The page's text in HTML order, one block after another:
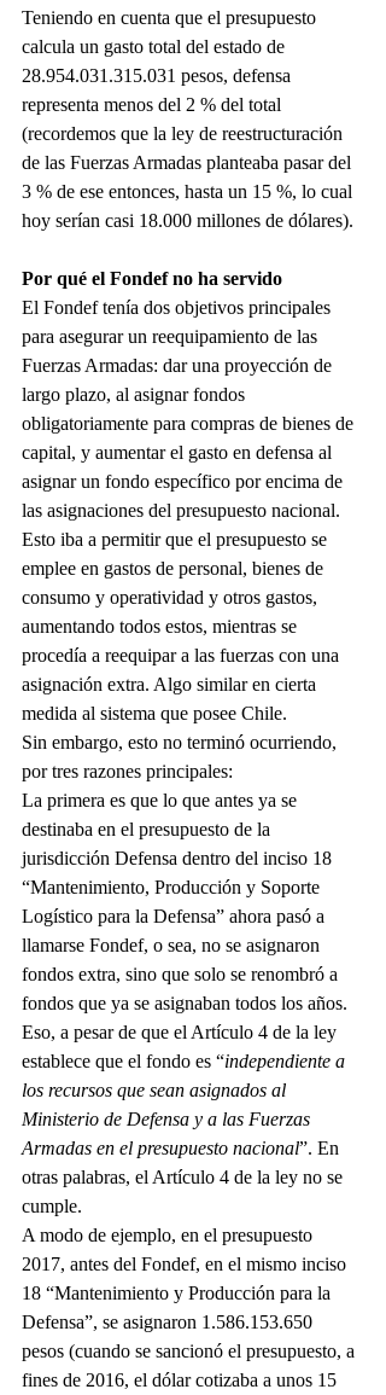
Teniendo en cuenta que el presupuesto
calcula un gasto total del estado de
28.954.031.315.031 pesos, defensa
representa menos del 2 % del total
(recordemos que la ley de reestructuración
de las Fuerzas Armadas planteaba pasar del
3 % de ese entonces, hasta un 15 %, lo cual
hoy serían casi 18.000 millones de dólares).
Por qué el Fondef no ha servido
El Fondef tenía dos objetivos principales
para asegurar un reequipamiento de las
Fuerzas Armadas: dar una proyección de
largo plazo, al asignar fondos
obligatoriamente para compras de bienes de
capital, y aumentar el gasto en defensa al
asignar un fondo específico por encima de
las asignaciones del presupuesto nacional.
Esto iba a permitir que el presupuesto se
emplee en gastos de personal, bienes de
consumo y operatividad y otros gastos,
aumentando todos estos, mientras se
procedía a reequipar a las fuerzas con una
asignación extra. Algo similar en cierta
medida al sistema que posee Chile.
Sin embargo, esto no terminó ocurriendo,
por tres razones principales:
La primera es que lo que antes ya se
destinaba en el presupuesto de la
jurisdicción Defensa dentro del inciso 18
“Mantenimiento, Producción y Soporte
Logístico para la Defensa” ahora pasó a
llamarse Fondef, o sea, no se asignaron
fondos extra, sino que solo se renombró a
fondos que ya se asignaban todos los años.
Eso, a pesar de que el Artículo 4 de la ley
establece que el fondo es “independiente a
los recursos que sean asignados al
Ministerio de Defensa y a las Fuerzas
Armadas en el presupuesto nacional”. En
otras palabras, el Artículo 4 de la ley no se
cumple.
A modo de ejemplo, en el presupuesto
2017, antes del Fondef, en el mismo inciso
18 “Mantenimiento y Producción para la
Defensa”, se asignaron 1.586.153.650
pesos (cuando se sancionó el presupuesto, a
fines de 2016, el dólar cotizaba a unos 15